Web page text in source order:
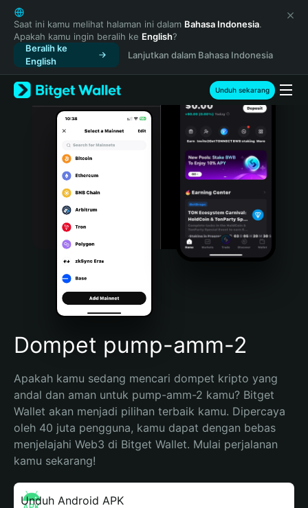
English
日本語
Tiếng Việt
Русский
Español (Latinoamérica)
Türkçe
Italiano
Português (Portugal)
Bahasa Indonesia
Português (Brasil)
Español (Argentina)
Saat ini kamu melihat halaman ini dalam Bahasa Indonesia.
Apakah kamu ingin beralih ke English?
Beralih ke
English
Lanjutkan dalam Bahasa Indonesia
Unduh sekarang
Dompet pump-amm-2
Apakah kamu sedang mencari dompet kripto yang
andal dan aman untuk pump-amm-2 kamu? Bitget
Wallet akan menjadi pilihan terbaik kamu. Dipercaya
oleh 40 juta pengguna, kamu dapat dengan bebas
menjelajahi Web3 di Bitget Wallet. Mulai perjalanan
kamu sekarang!
Unduh Android APK